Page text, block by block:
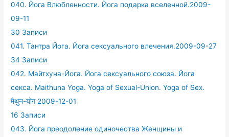
040. Йога Влюбленности. Йога подарка вселенной.2009-
09-11
30 Записи
041. Тантра Йога. Йога сексуального влечения.2009-09-27
34 Записи
042. Майтхуна-Йога. Йога сексуального союза. Йога
секса. Maithuna Yoga. Yoga of Sexual-Union. Yoga of Sex.
मैथुन-योग 2009-12-01
16 Записи
043. Йога преодоление одиночества Женщины и